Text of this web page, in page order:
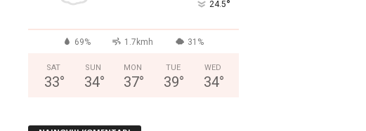
24.5°
69% 1.7kmh 31%
SAT
33°
SUN
34°
MON
37°
TUE
39°
WED
34°